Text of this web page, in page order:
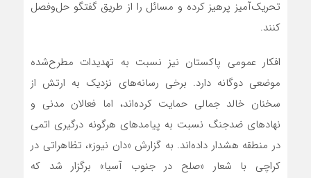
تحریک‌آمیز پرهیز کرده و مسائل را از طریق گفتگو حل‌وفصل
کنند.
افکار عمومی پاکستان نیز نسبت به تهدیدات مطرح‌شده
موضعی دوگانه دارد. برخی رسانه‌های نزدیک به ارتش از
سخنان خالد جمالی حمایت کرده‌اند، اما فعالان مدنی و
نهادهای ضدجنگ نسبت به پیامدهای هرگونه درگیری اتمی
در منطقه هشدار داده‌اند. به گزارش «دان نیوز»، تظاهراتی در
کراچی با شعار «صلح در جنوب آسیا» برگزار شد که